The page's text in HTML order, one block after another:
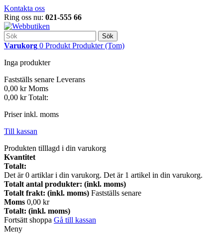
Kontakta oss
Ring oss nu: 021-555 66
Sök
Varukorg 0 Produkt Produkter (Tom)
Inga produkter
Fastställs senare Leverans
0,00 kr Moms
0,00 kr Totalt:
Priser inkl. moms
Till kassan
Produkten tilllagd i din varukorg
Kvantitet
Totalt:
Det är0 artiklar i din varukorg. Det är 1 artikel in din varukorg.
Totalt antal produkter: (inkl. moms)
Totalt frakt: (inkl. moms) Fastställs senare
Moms 0,00 kr
Totalt: (inkl. moms)
Fortsätt shoppa Gå till kassan
Meny